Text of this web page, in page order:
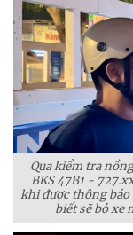
Qua kiểm tra
BKS 47B1 -
khi được thông báo
biết sẽ bỏ xe